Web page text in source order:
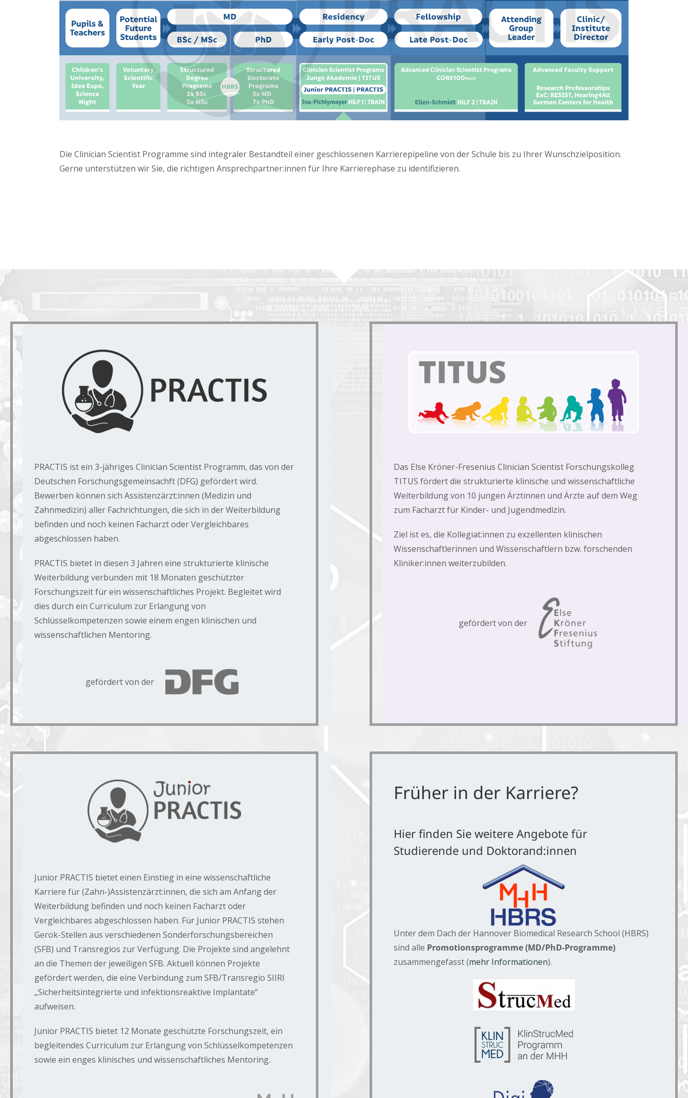
Die Clinician Scientist Programme sind integraler Bestandteil einer geschlossenen Karrierepipeline von der Schule bis zu Ihrer Wunschzielposition.
Gerne unterstützen wir Sie, die richtigen Ansprechpartner:innen für Ihre Karrierephase zu identifizieren.
PRACTIS ist ein 3-jähriges Clinician Scientist Programm, das von der
Deutschen Forschungsgemeinsachft (DFG) gefördert wird.
Bewerben können sich Assistenzärzt:innen (Medizin und
Zahnmedizin) aller Fachrichtungen, die sich in der Weiterbildung
befinden und noch keinen Facharzt oder Vergleichbares
abgeschlossen haben.
PRACTIS bietet in diesen 3 Jahren eine strukturierte klinische
Weiterbildung verbunden mit 18 Monaten geschützter
Forschungszeit für ein wissenschaftliches Projekt. Begleitet wird
dies durch ein Curriculum zur Erlangung von
Schlüsselkompetenzen sowie einem engen klinischen und
wissenschaftlichen Mentoring.
gefördert von der
Das Else Kröner-Fresenius Clinician Scientist Forschungskolleg
TITUS fördert die strukturierte klinische und wissenschaftliche
Weiterbildung von 10 jungen Ärztinnen und Ärzte auf dem Weg
zum Facharzt für Kinder- und Jugendmedizin.
Ziel ist es, die Kollegiat:innen zu exzellenten klinischen
Wissenschaftlerinnen und Wissenschaftlern bzw. forschenden
Kliniker:innen weiterzubilden.
gefördert von der
Junior PRACTIS bietet einen Einstieg in eine wissenschaftliche
Karriere für (Zahn-)Assistenzärzt:innen, die sich am Anfang der
Weiterbildung befinden und noch keinen Facharzt oder
Vergleichbares abgeschlossen haben. Für Junior PRACTIS stehen
Gerok-Stellen aus verschiedenen Sonderforschungsbereichen
(SFB) und Transregios zur Verfügung. Die Projekte sind angelehnt
an die Themen der jeweiligen SFB. Aktuell können Projekte
gefördert werden, die eine Verbindung zum SFB/Transregio SIIRI
„Sicherheitsintegrierte und infektionsreaktive Implantate“
aufweisen.
Junior PRACTIS bietet 12 Monate geschützte Forschungszeit, ein
begleitendes Curriculum zur Erlangung von Schlüsselkompetenzen
sowie ein enges klinisches und wissenschaftliches Mentoring.
Früher in der Karriere?
Hier finden Sie weitere Angebote für
Studierende und Doktorand:innen
Unter dem Dach der Hannover Biomedical Research School (HBRS)
sind alle Promotionsprogramme (MD/PhD-Programme)
zusammengefasst (mehr Informationen).